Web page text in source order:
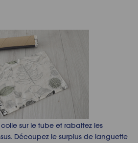
sur le tube et rabattez les
Découpez le surplus de languette